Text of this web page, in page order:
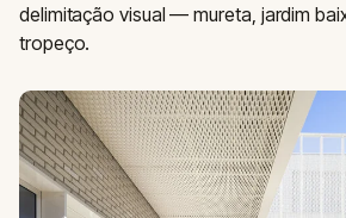
delimitação visual — mureta, jardim
tropeço.